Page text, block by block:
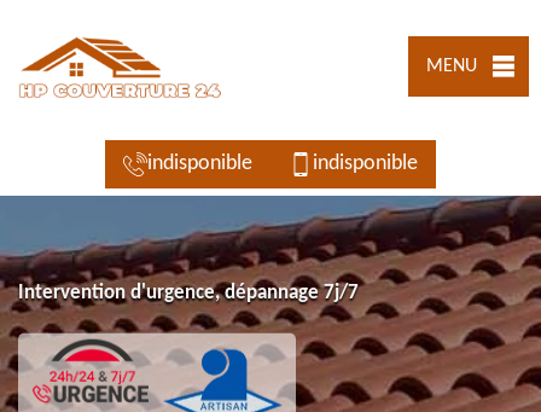
MENU
indisponible indisponible
Intervention d'urgence, dépannage 7j/7